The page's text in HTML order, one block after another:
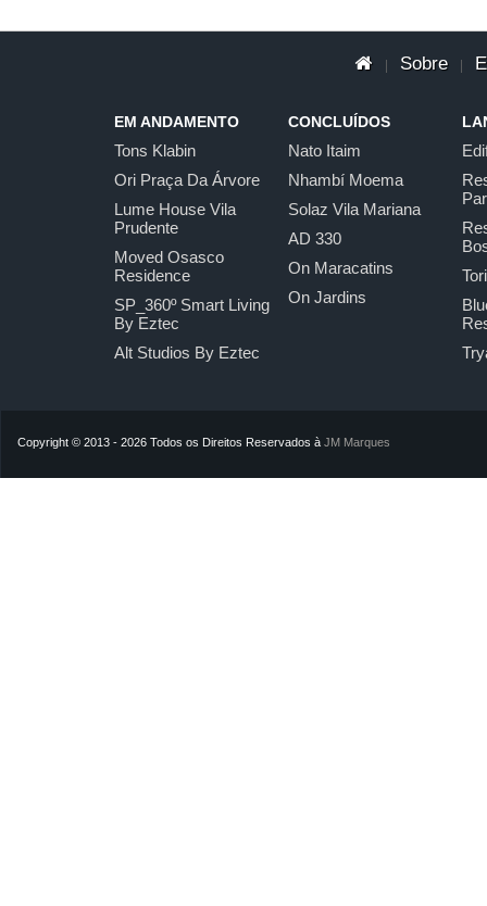
| Sobre |
EM ANDAMENTO
Tons Klabin
Ori Praça Da Árvore
Lume House Vila
Prudente
Moved Osasco
Residence
SP_360º Smart Living
By Eztec
Alt Studios By Eztec
CONCLUÍDOS
Nato Itaim
Nhambí Moema
Solaz Vila Mariana
AD 330
On Maracatins
On Jardins
Copyright © 2013 - 2026 Todos os Direitos Reservados à JM Marques